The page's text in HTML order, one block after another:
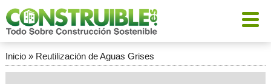
Inicio» Reutilización de Aguas Grises